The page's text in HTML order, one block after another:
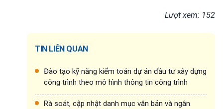
Lượt xem: 152
TIN LIÊN QUAN
Đào tạo kỹ năng kiểm toán dự án đầu tư xây dựng
công trình theo mô hình thông tin công trình
Rà soát, cập nhật danh mục văn bản và ngân